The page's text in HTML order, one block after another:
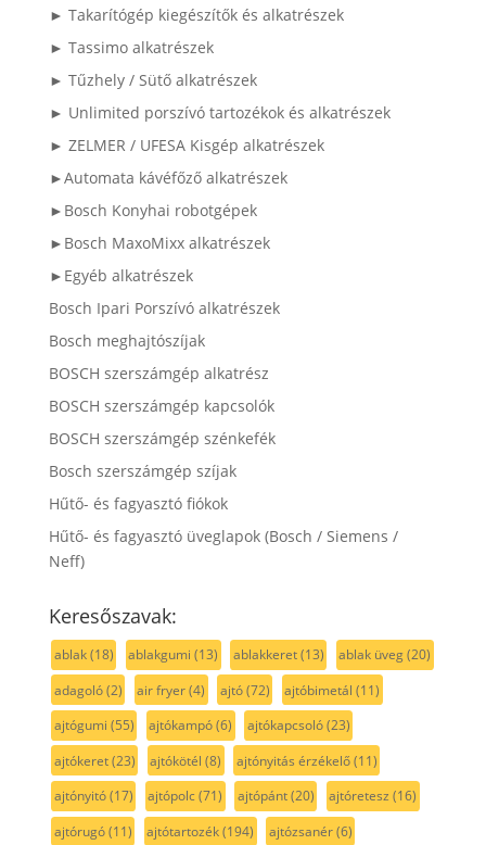
► Takarítógép kiegészítők és alkatrészek
► Tassimo alkatrészek
► Tűzhely / Sütő alkatrészek
► Unlimited porszívó tartozékok és alkatrészek
► ZELMER / UFESA Kisgép alkatrészek
►Automata kávéfőző alkatrészek
►Bosch Konyhai robotgépek
►Bosch MaxoMixx alkatrészek
►Egyéb alkatrészek
Bosch Ipari Porszívó alkatrészek
Bosch meghajtószíjak
BOSCH szerszámgép alkatrész
BOSCH szerszámgép kapcsolók
BOSCH szerszámgép szénkefék
Bosch szerszámgép szíjak
Hűtő- és fagyasztó fiókok
Hűtő- és fagyasztó üveglapok (Bosch / Siemens /
Neff)
Keresőszavak:
ablak(18) ablakgumi (13) ablakkeret(13) ablak üveg(20)
adagoló(2) air fryer(4) ajtó(72) ajtóbimetál (11)
ajtógumi (55) ajtókampó(6) ajtókapcsoló(23)
ajtókeret(23) ajtókötél (8) ajtónyitás érzékelő(11)
ajtónyitó(17) ajtópolc(71) ajtópánt(20) ajtóretesz (16)
ajtórugó(11) ajtótartozék(194) ajtózsanér(6)